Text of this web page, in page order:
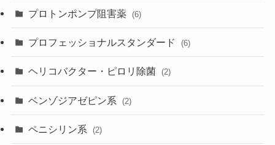
プロトンポンプ阻害薬 (6)
プロフェッショナルスタンダード (6)
ヘリコバクター・ピロリ除菌 (2)
ベンゾジアゼピン系 (2)
ペニシリン系 (2)